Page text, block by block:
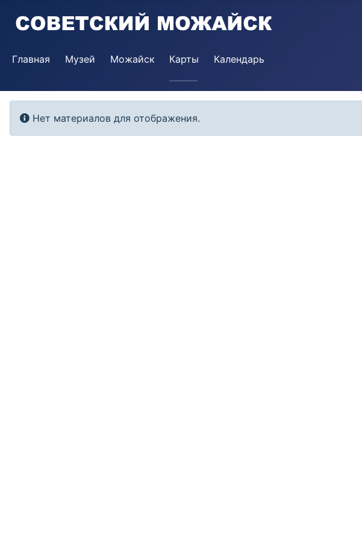
Главная Музей Можайск Карты Календарь
Информация
Нет материалов для отображения.